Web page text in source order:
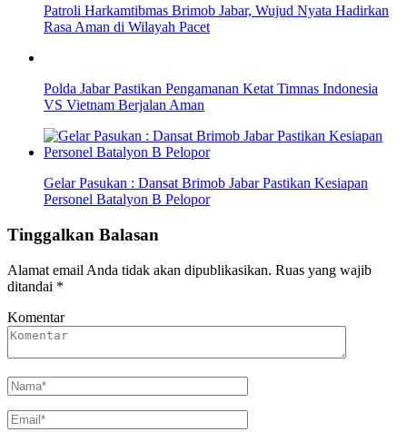
Patroli Harkamtibmas Brimob Jabar, Wujud Nyata Hadirkan
Rasa Aman di Wilayah Pacet
Polda Jabar Pastikan Pengamanan Ketat Timnas Indonesia
VS Vietnam Berjalan Aman
Gelar Pasukan : Dansat Brimob Jabar Pastikan Kesiapan
Personel Batalyon B Pelopor
Tinggalkan Balasan
Alamat email Anda tidak akan dipublikasikan. Ruas yang wajib
ditandai *
Komentar